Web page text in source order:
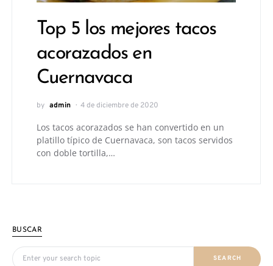
Top 5 los mejores tacos
acorazados en
Cuernavaca
by admin 4 de diciembre de 2020
Los tacos acorazados se han convertido en un
platillo típico de Cuernavaca, son tacos servidos
con doble tortilla,…
BUSCAR
Search for:
SEARCH